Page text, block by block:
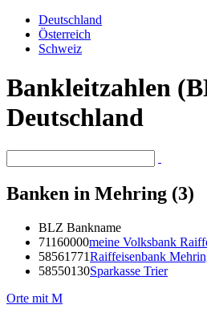
Deutschland
Österreich
Schweiz
Bankleitzahlen
Deutschland
Banken in Mehring (3)
BLZ Bankname
71160000meine Volksbank
58561771Raiffeisenbank
58550130Sparkasse Trier
Orte mit M